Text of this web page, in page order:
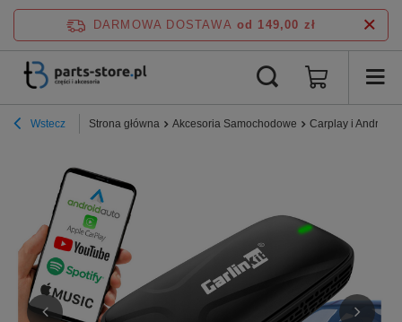
DARMOWA DOSTAWA od 149,00 zł
Wstecz Strona główna Akcesoria Samochodowe Carplay i Android